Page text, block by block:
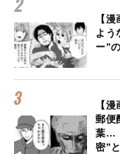
【
よう
ー”
【
郵便
葉…
密”